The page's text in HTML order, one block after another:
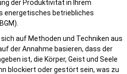
der Produktivität in Ihrem
energetisches betriebliches
auf Methoden und Techniken aus
der Annahme basieren, dass der
ist, die Körper, Geist und Seele
blockiert oder gestört sein, was zu